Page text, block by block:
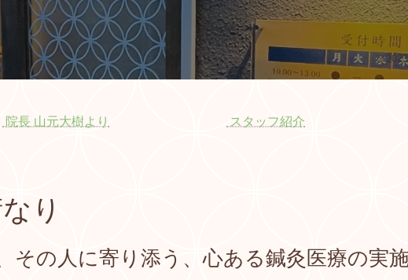
※2023
院長 山元大樹より スタッフ紹介
り
その人に寄り添う、心ある鍼灸医療の実